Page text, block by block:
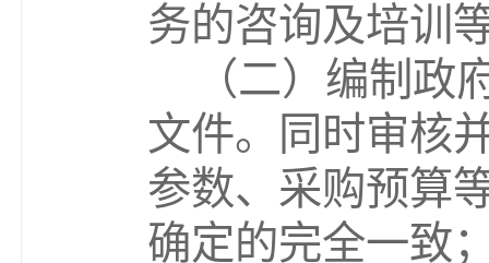
务的咨询及培训
（二）编制 政
文件。同时审核
参数、采购预算
确定的完全一致